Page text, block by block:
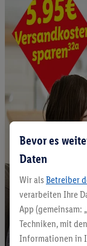
Bevor es
Daten
Wir als Betreiber
verarbeiten Ihre
App (gemeinsam:
Techniken, mit
Informationen in